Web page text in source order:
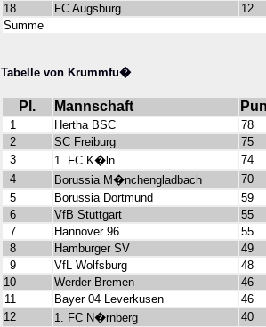
18
FC Augsburg
12
Summe
Tabelle von Krummfu�
Pl. Mannschaft
1 Hertha BSC
78
2
SC Freiburg
75
3
1. FC K�ln
74
4
Borussia M�nchengladbach
70
5
Borussia Dortmund
59
6
VfB Stuttgart
55
7
Hannover 96
55
8
Hamburger SV
49
9
VfL Wolfsburg
48
10
Werder Bremen
46
11
Bayer 04 Leverkusen
46
12
1. FC N�rnberg
40